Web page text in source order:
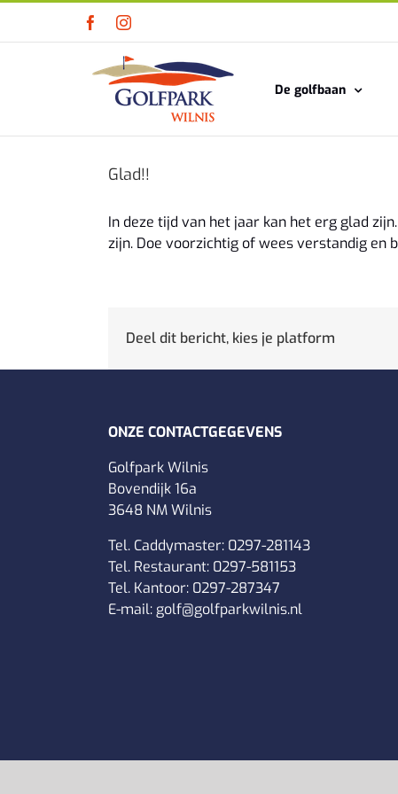
FacebookInstagram
De golfbaan
Glad!!
In deze tijd van het jaar kan het erg glad
zijn. Doe voorzichtig of wees verstandig en
Deel dit bericht, kies je platform
ONZE CONTACTGEGEVENS
Golfpark Wilnis
Bovendijk 16a
3648 NM Wilnis
Tel. Caddymaster: 0297-281143
Tel. Restaurant: 0297-581153
Tel. Kantoor: 0297-287347
E-mail: golf@golfparkwilnis.nl